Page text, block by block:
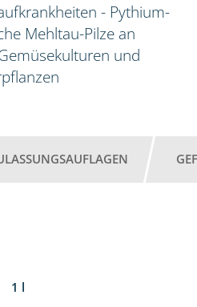
- Pythium-
Mehltau-Pilze an
und
1 l